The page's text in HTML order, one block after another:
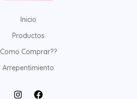
Inicio
Productos
Como Comprar??
Arrepentimiento